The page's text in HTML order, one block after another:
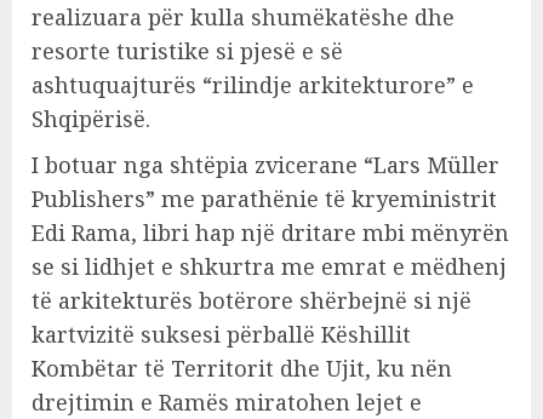
realizuara për kulla shumëkatëshe dhe
resorte turistike si pjesë e së
ashtuquajturës “rilindje arkitekturore” e
Shqipërisë.
I botuar nga shtëpia zvicerane “Lars Müller
Publishers” me parathënie të kryeministrit
Edi Rama, libri hap një dritare mbi mënyrën
se si lidhjet e shkurtra me emrat e mëdhenj
të arkitekturës botërore shërbejnë si një
kartvizitë suksesi përballë Këshillit
Kombëtar të Territorit dhe Ujit, ku nën
drejtimin e Ramës miratohen lejet e